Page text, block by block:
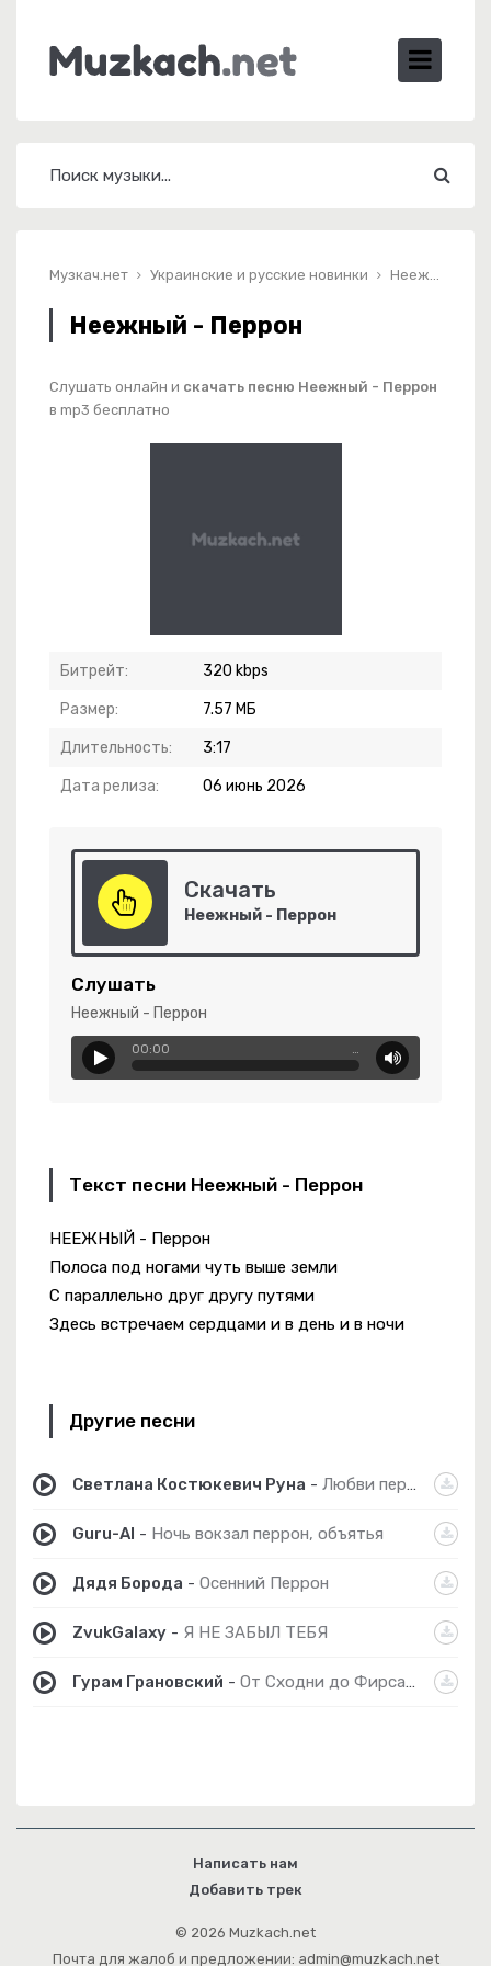
Музкач.нет Украинские и русские новинки Неежный - Перрон
Неежный - Перрон
Слушать онлайн и скачать песню Неежный - Перрон
в mp3 бесплатно
Битрейт: 320 kbps
Размер: 7.57 МБ
Длительность: 3:17
Дата релиза: 06 июнь 2026
Скачать
Неежный - Перрон
Слушать
Неежный - Перрон
00:00 …
Текст песни Неежный - Перрон
НЕЕЖНЫЙ - Перрон
Полоса под ногами чуть выше земли
С параллельно друг другу путями
Здесь встречаем сердцами и в день и в ночи
Другие песни
Светлана Костюкевич Руна - Любви перрон
Guru-AI - Ночь вокзал перрон, объятья
Дядя Борода - Осенний Перрон
ZvukGalaxy - Я НЕ ЗАБЫЛ ТЕБЯ
Гурам Грановский - От Сходни до Фирсановки
Написать нам
Добавить трек
© 2026 Muzkach.net
Почта для жалоб и предложении: admin@muzkach.net